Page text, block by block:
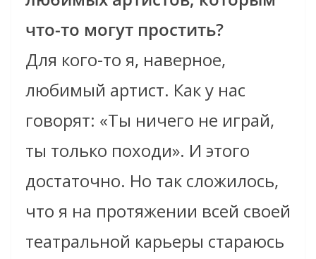
что-то могут простить?
Для кого-то я, наверное,
любимый артист. Как у нас
говорят: «Ты ничего не играй,
ты только походи». И этого
достаточно. Но так сложилось,
что я на протяжении всей своей
театральной карьеры стараюсь